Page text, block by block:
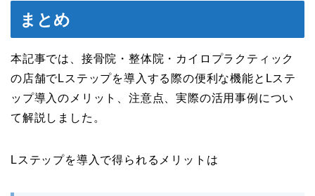
まとめ
本記事では、接骨院・整体院・カイロプラクティック
の店舗でLステップを導入する際の便利な機能とLステ
ップ導入のメリット、注意点、実際の活用事例につい
て解説しました。
Lステップを導入で得られるメリットは